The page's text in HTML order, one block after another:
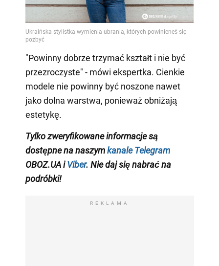
"Powinny dobrze trzymać kształt i nie być
przezroczyste" - mówi ekspertka. Cienkie
modele nie powinny być noszone nawet
jako dolna warstwa, ponieważ obniżają
estetykę.
Tylko zweryfikowane informacje są
dostępne na naszymkanale Telegram
OBOZ.UA iViber. Nie daj się nabrać na
podróbki!
REKLAMA